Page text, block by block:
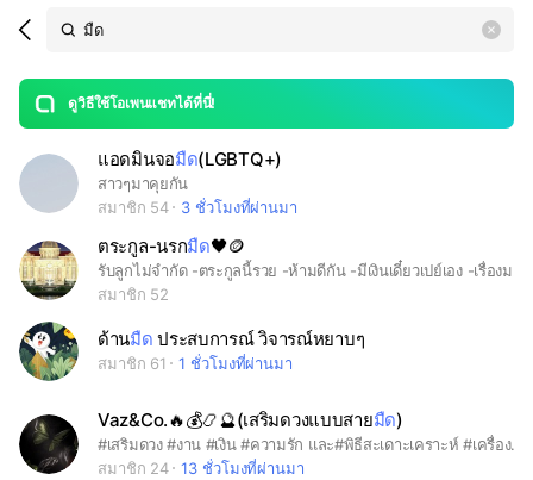
Search
OpenChats
messages
search
area
ดูวิธีใช้โอเพนแชทได้ที่นี่!
open
แอดมินจอมืด(LGBTQ+)
สาวๆมาคุยกัน
สมาชิก 54
3 ชั่วโมงที่ผ่านมา
ตระกูล-นรกมืด🖤🪙
สมาชิก 52
ด้านมืด ประสบการณ์ วิจารณ์หยาบๆ
สมาชิก 61 1 ชั่วโมงที่ผ่านมา
Vaz&Co.🔥💰📿🔮(เสริมดวงแบบสายมืด)
#เสริมดวง #งาน #เงิน #ความรัก และ#พิธีสะเดาะเคราะห์ #เครื่องราง #วัตถุมงคล #เรียกคนรักกลับ
สมาชิก 24
13 ชั่วโมงที่ผ่านมา